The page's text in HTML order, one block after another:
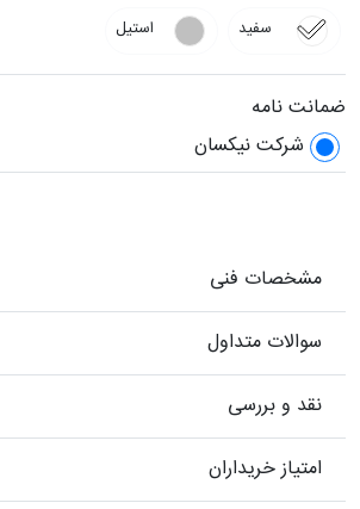
سفید استیل
ضمانت نامه
شرکت نیکسان
مشخصات فنی
سوالات متداول
نقد و بررسی
امتیاز خریداران